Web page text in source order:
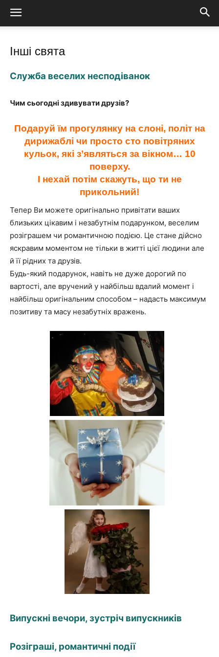
Інші свята
Служба веселих несподіванок
Чим сьогодні здивувати друзів?
Подаруй їм прогулянку на слоні, політ на
дирижаблі чи просто сто повітряних
кульок, які з’являться за вікном… 10
поверху.
І нехай потім скажуть, що ти не
прикольний!
Тепер Ви можете оригінально привітати ваших
близьких цікавим і незабутнім подарунком, веселим
розіграшем чи романтичною подією. Це стане дійсно
яскравим моментом не тільки в житті цієї людини але
й її рідних та друзів.
Будь-який подарунок, навіть не дуже дорогий по
вартості, але вручений у найбільш вдалий момент і
найбільш оригінальним способом – надасть максимум
позитиву та масу незабутніх вражень.
Випускні вечори, зустріч випускників
Розіграші, романтичні події